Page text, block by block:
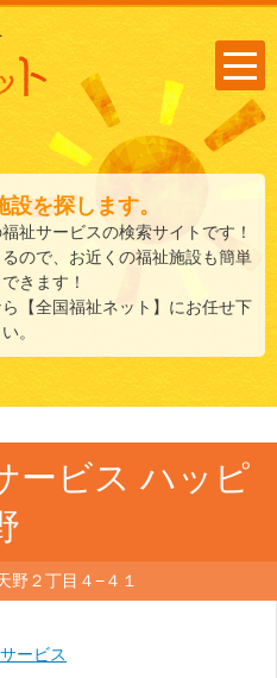
設を探します。
祉サービスの検索サイトです！
ので、お近くの福祉施設も簡単
きます！
【全国福祉ネット】にお任せ下
。
ービス ハッピ
野２丁目４−４１
ービス